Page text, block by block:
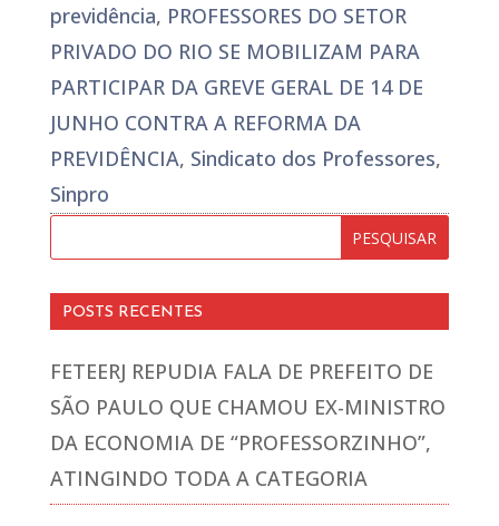
previdência, PROFESSORES DO SETOR
PRIVADO DO RIO SE MOBILIZAM PARA
PARTICIPAR DA GREVE GERAL DE 14 DE
JUNHO CONTRA A REFORMA DA
PREVIDÊNCIA, Sindicato dos Professores,
Sinpro
POSTS RECENTES
FETEERJ REPUDIA FALA DE PREFEITO DE
SÃO PAULO QUE CHAMOU EX-MINISTRO
DA ECONOMIA DE “PROFESSORZINHO”,
ATINGINDO TODA A CATEGORIA